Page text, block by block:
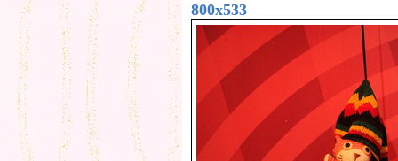
800x533